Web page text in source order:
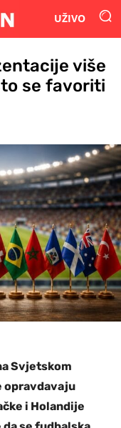
UŽIVO
više
se favoriti
Svjetskom
opravdavaju
i Holandije